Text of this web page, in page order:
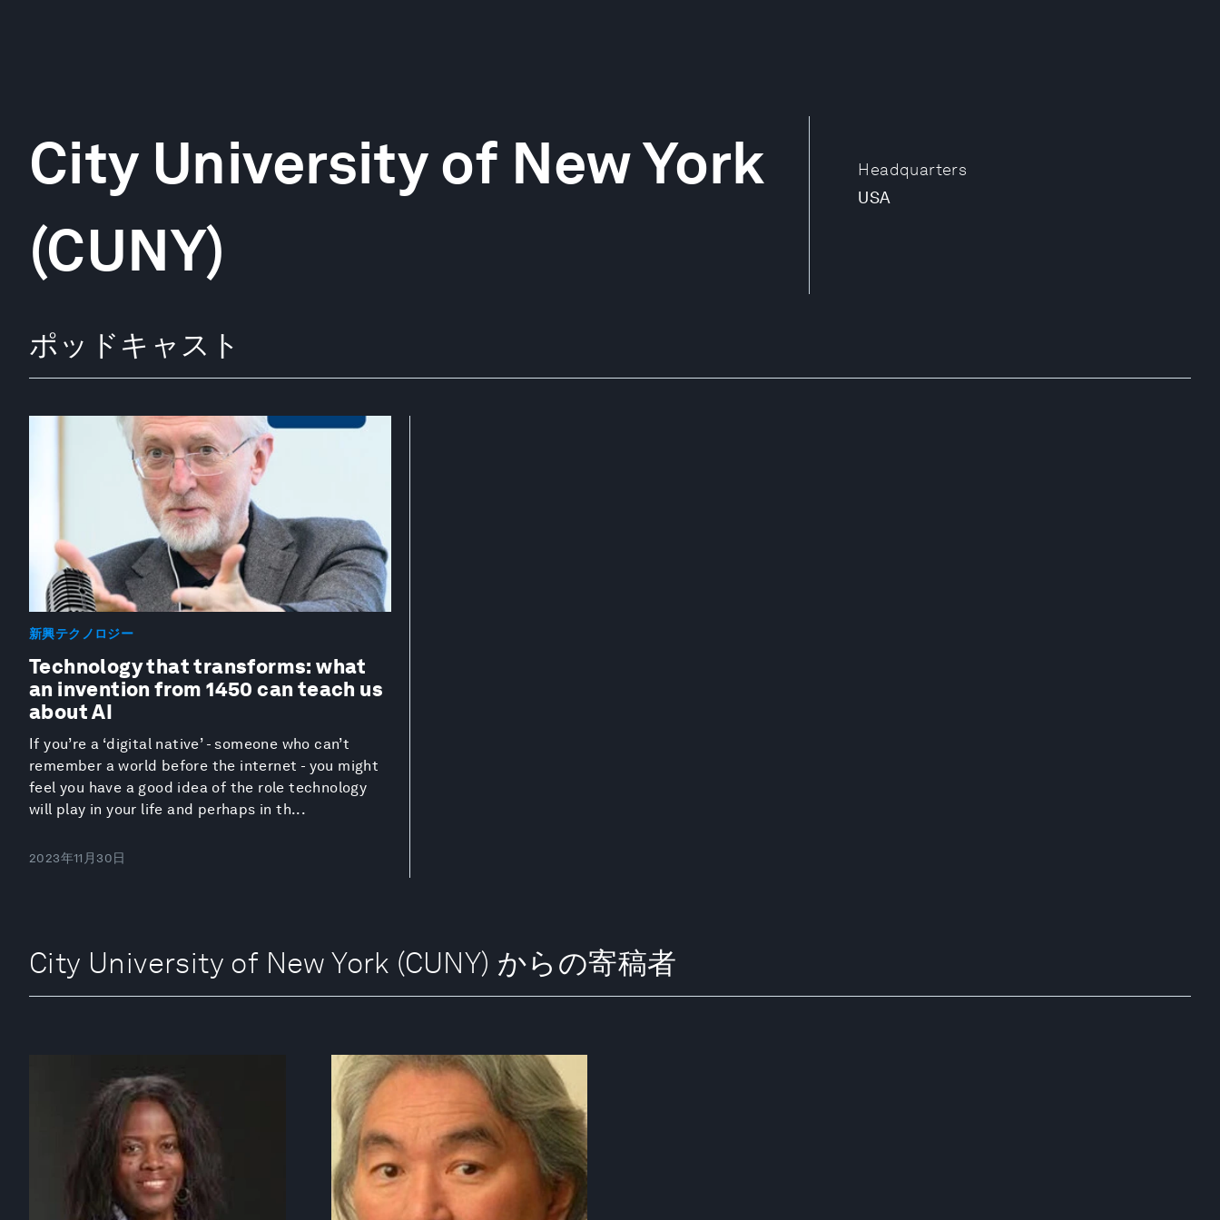
Headquarters
USA
City University of New York
(CUNY)
ポッドキャスト
新興テクノロジー
Technology that transforms: what
an invention from 1450 can teach us
about AI
If you’re a ‘digital native’ - someone who can’t
remember a world before the internet - you might
feel you have a good idea of the role technology
will play in your life and perhaps in th...
2023年11月30日
City University of New York (CUNY) からの寄稿者